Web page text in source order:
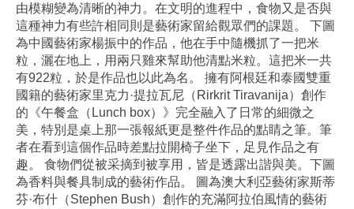
由模糊變為清晰的神力。在文明的進程中，食物又是否與
這種神力有些許相同則是藝術家留給觀眾們的課題。 下圖
為中國藝術家楊振中的作品，他在手中隨機抓了一把米
粒，灑在地上，用兩只雞來幫助他清點米粒。這把米一共
有922粒，於是作品也以此為名。 擁有阿根廷和泰國雙重
國籍的藝術家里克力·提拉瓦尼（Rirkrit Tiravanija）創作
的《午餐盒（Lunch box）》完全融入了日常的細微之
美，特別是桌上那一張報紙更是整件作品的點睛之筆。筆
者在看到這個作品時差點拉開椅子坐下，足見作品之有
趣。 食物們從被采摘到被享用，皆是透露出諧與美。下圖
為香料與餐具制成的藝術作品。 圖為澳大利亞藝術家斯蒂
芬·布什（Stephen Bush）創作的充滿阿拉伯風情的藝術